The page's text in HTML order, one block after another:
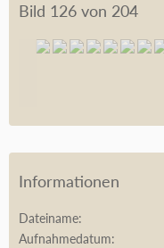
Bild 126 von 204
Informationen
Dateiname
Aufnahmedatum